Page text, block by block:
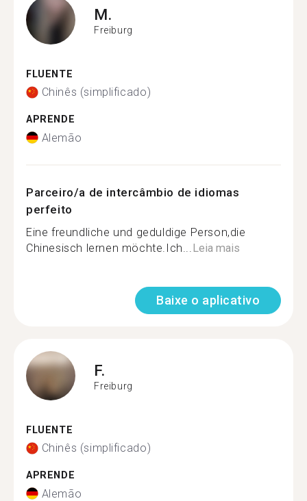
M.
Freiburg
FLUENTE
Chinês (simplificado)
APRENDE
Alemão
Parceiro/a de intercâmbio de idiomas
perfeito
Eine freundliche und geduldige Person,die
Chinesisch lernen möchte.Ich... Leia mais
Baixe o aplicativo
F.
Freiburg
FLUENTE
Chinês (simplificado)
APRENDE
Alemão